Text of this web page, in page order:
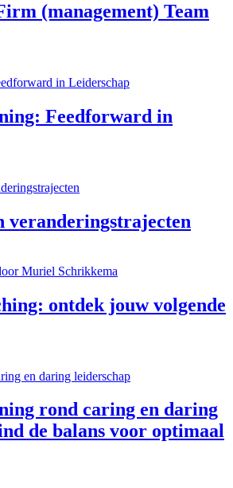
(management) Team
Feedforward in
veranderingstrajecten
ontdek jouw volgende
rond caring en daring
de balans voor optimaal